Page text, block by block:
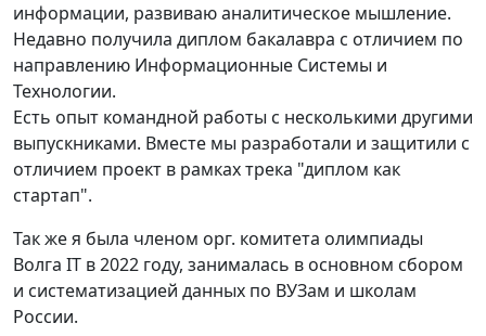
информации, развиваю аналитическое мышление.
Недавно получила диплом бакалавра с отличием по
направлению Информационные Системы и
Технологии.
Есть опыт командной работы с несколькими другими
выпускниками. Вместе мы разработали и защитили с
отличием проект в рамках трека "диплом как
стартап".
Так же я была членом орг. комитета олимпиады
Волга IT в 2022 году, занималась в основном сбором
и систематизацией данных по ВУЗам и школам
России.